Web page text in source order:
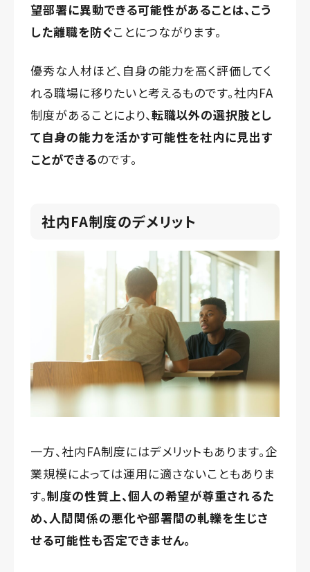
望部署に異動できる可能性があることは、こう
した離職を防ぐことにつながります。
優秀な人材ほど、自身の能力を高く評価してく
れる職場に移りたいと考えるものです。社内FA
制度があることにより、転職以外の選択肢とし
て自身の能力を活かす可能性を社内に見出す
ことができるのです。
社内FA制度のデメリット
一方、社内FA制度にはデメリットもあります。企
業規模によっては運用に適さないこともありま
す。制度の性質上、個人の希望が尊重されるた
め、人間関係の悪化や部署間の軋轢を生じさ
せる可能性も否定できません。